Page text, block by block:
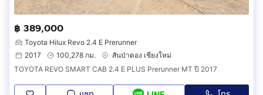
฿ 389,000
Toyota Hilux Revo 2.4 E Prerunner
2017
100,278 กม.
สันป่าตอง เชียงใหม่
TOYOTA REVO SMART CAB 2.4 E PLUS Prerunner MT ปี 2017